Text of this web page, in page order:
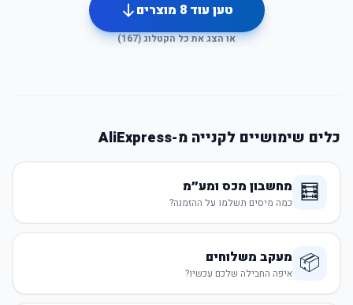
טען עוד8 מוצרים
או הצג את כל הקטלוג (167
)
כלים שימושיים לקנייה מ-AliExpress
🧮 מחשבון מכס ומע״מ
כמה מיסים תשלמו על ההזמנה?
📦 מעקב משלוחים
איפה החבילה שלכם עכשיו?